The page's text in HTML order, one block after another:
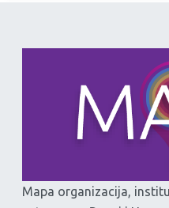
Mapa organizacija,